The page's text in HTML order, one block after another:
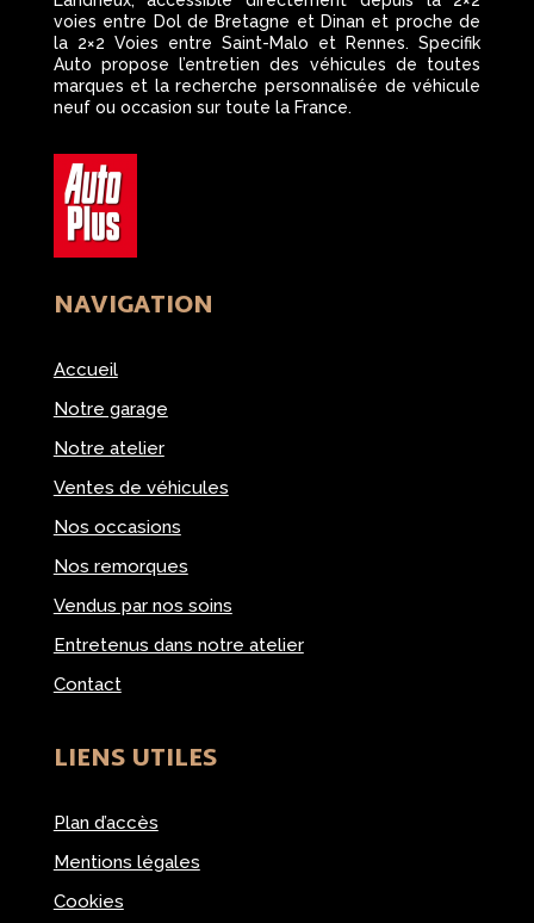
voies entre Dol de Bretagne et Dinan et proche de
la 2×2 Voies entre Saint-Malo et Rennes. Specifik
Auto propose l’entretien des véhicules de toutes
marques et la recherche personnalisée de véhicule
neuf ou occasion sur toute la France.
NAVIGATION
Accueil
Notre garage
Notre atelier
Ventes de véhicules
Nos occasions
Nos remorques
Vendus par nos soins
Entretenus dans notre atelier
Contact
LIENS UTILES
Plan d’accès
Mentions légales
Cookies